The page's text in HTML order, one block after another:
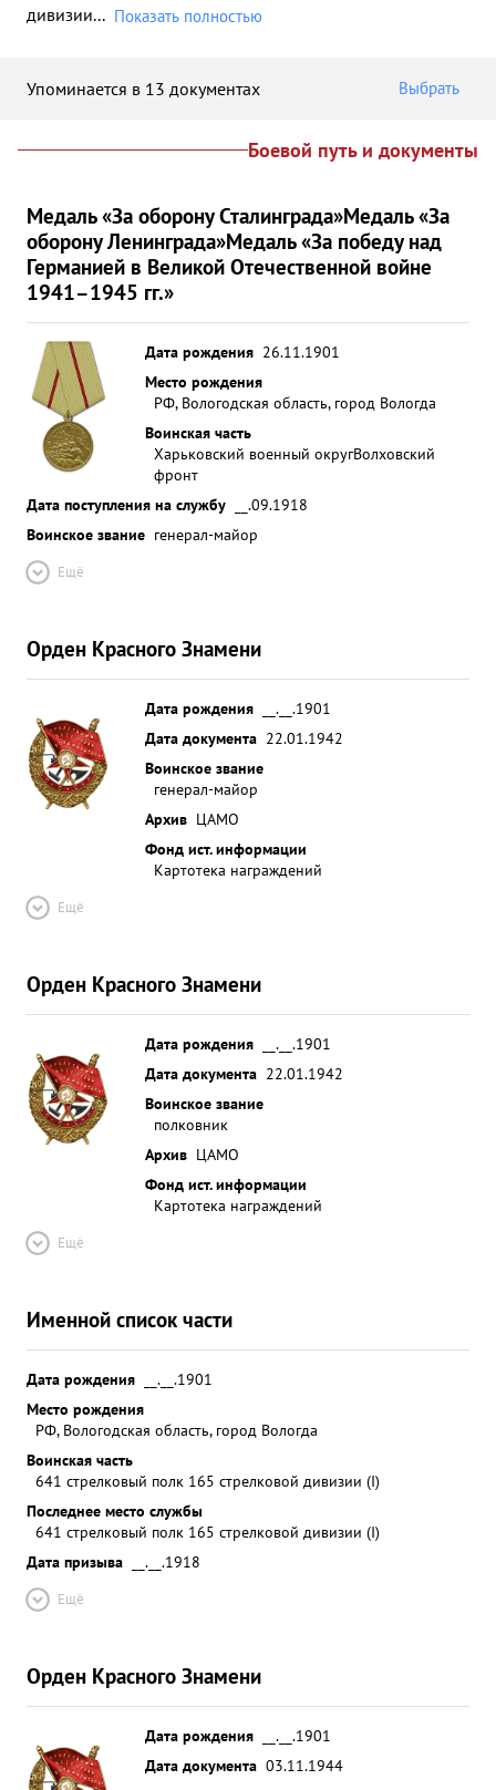
дивизии... Показать полностью
Упоминается в 13 документах Выбрать
Боевой путь и документы
Медаль «За оборону Сталинграда»Медаль «За
оборону Ленинграда»Медаль «За победу над
Германией в Великой Отечественной войне
1941–1945 гг.»
Дата рождения 26.11.1901
Место рождения
РФ, Вологодская область, город Вологда
Воинская часть
Харьковский военный округВолховский
фронт
Дата поступления на службу
__.09.1918
Воинское звание генерал-майор
Ещё
Орден Красного Знамени
Дата рождения
__.__.1901
Дата документа 22.01.1942
Воинское звание
генерал-майор
Архив ЦАМО
Фонд ист. информации
Картотека награждений
Ещё
Орден Красного Знамени
Дата рождения
__.__.1901
Дата документа 22.01.1942
Воинское звание
полковник
Архив ЦАМО
Фонд ист. информации
Картотека награждений
Ещё
Именной список части
Дата рождения
__.__.1901
Место рождения
РФ, Вологодская область, город Вологда
Воинская часть
641 стрелковый полк 165 стрелковой дивизии (I)
Последнее место службы
641 стрелковый полк 165 стрелковой дивизии (I)
Дата призыва
__.__.1918
Ещё
Орден Красного Знамени
Дата рождения
__.__.1901
Дата документа 03.11.1944